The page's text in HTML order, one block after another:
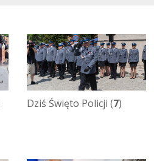
Dziś Święto Policji (7)